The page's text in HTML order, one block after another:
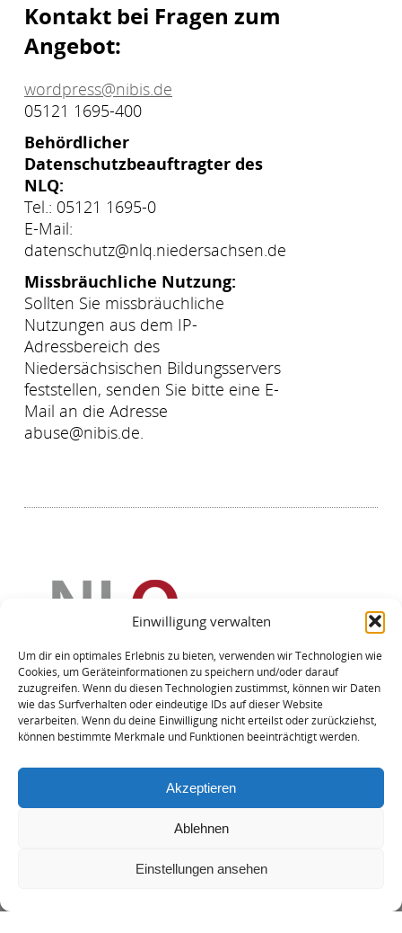
Einwilligung verwalten
Um dir ein optimales Erlebnis zu bieten, verwenden wir Technologien wie
Cookies, um Geräteinformationen zu speichern und/oder darauf
zuzugreifen. Wenn du diesen Technologien zustimmst, können wir Daten
wie das Surfverhalten oder eindeutige IDs auf dieser Website
verarbeiten. Wenn du deine Einwilligung nicht erteilst oder zurückziehst,
können bestimmte Merkmale und Funktionen beeinträchtigt werden.
Akzeptieren
Ablehnen
Einstellungen ansehen
Kontakt bei Fragen zum
Angebot:
wordpress@nibis.de
05121 1695-400
Behördlicher
Datenschutzbeauftragter des
NLQ:
Tel.: 05121 1695-0
E-Mail:
datenschutz@nlq.niedersachsen.de
Missbräuchliche Nutzung:
Sollten Sie missbräuchliche
Nutzungen aus dem IP-
Adressbereich des
Niedersächsischen Bildungsservers
feststellen, senden Sie bitte eine E-
Mail an die Adresse
abuse@nibis.de.
Datenschutzerklärung